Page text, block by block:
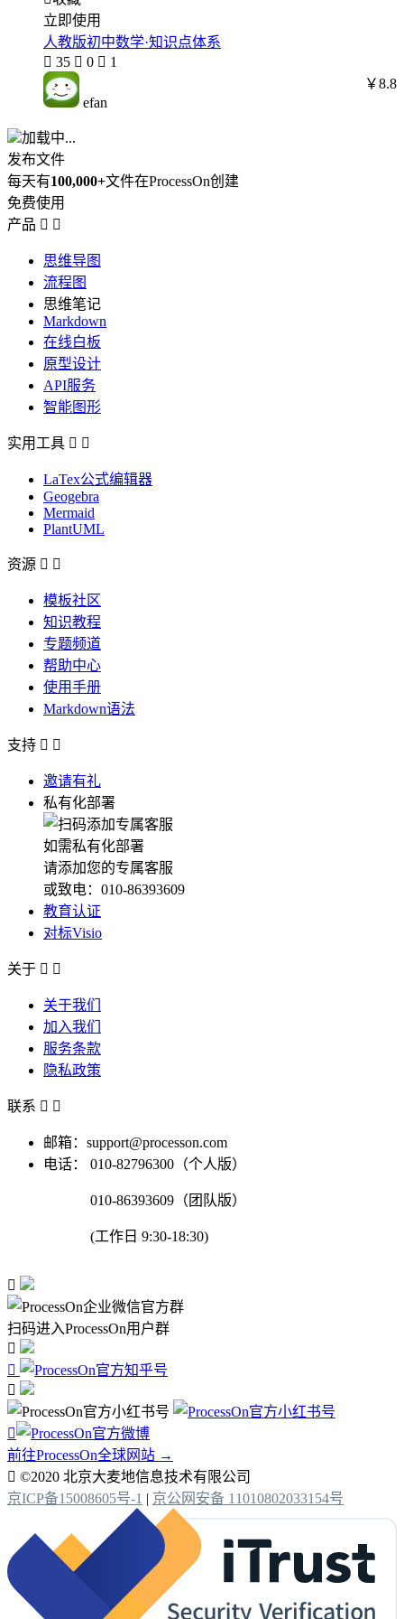
立即使用
人教版初中数学·知识点体系
 35  0  1
efan
￥8.8
加载中...
发布文件
每天有100,000+文件在ProcessOn创建
免费使用
产品  
思维导图
流程图
思维笔记
Markdown
在线白板
原型设计
API服务
智能图形
实用工具  
LaTex公式编辑器
Geogebra
Mermaid
PlantUML
资源  
模板社区
知识教程
专题频道
帮助中心
使用手册
Markdown语法
支持  
邀请有礼
私有化部署
如需私有化部署
请添加您的专属客服
或致电：010-86393609
教育认证
对标Visio
关于  
关于我们
加入我们
服务条款
隐私政策
联系  
邮箱：support@processon.com
电话：
010-82796300（个人版）
010-86393609（团队版）
(工作日 9:30-18:30)

扫码进入ProcessOn用户群




前往ProcessOn全球网站 →
 ©2020 北京大麦地信息技术有限公司
京ICP备15008605号-1 | 京公网安备 11010802033154号